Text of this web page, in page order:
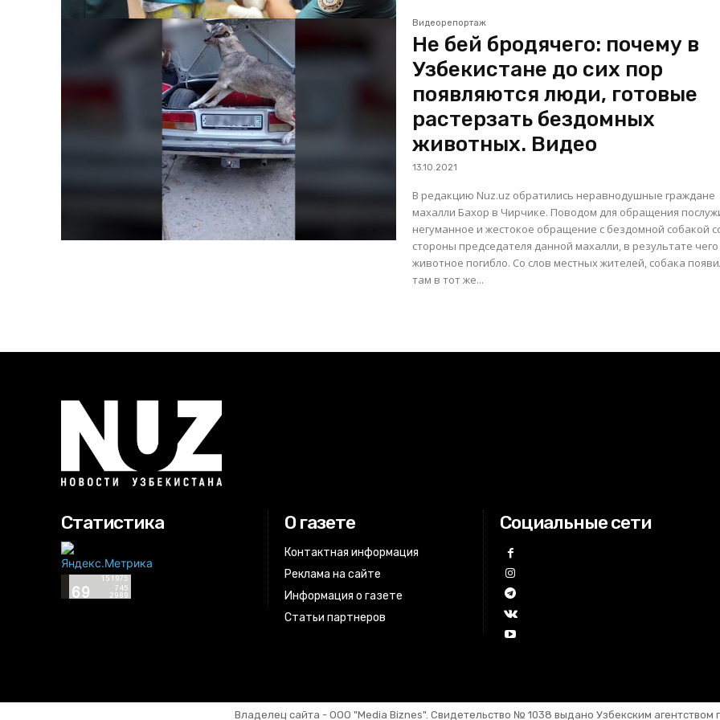
Видеорепортаж
Не бей бродячего: почему в
Узбекистане до сих пор
появляются люди, готовые
растерзать бездомных
животных. Видео
13.10.2021
В редакцию Nuz.uz обратились неравнодушные граждане
махалли Бахор в Чирчике. Поводом для обращения послужило
негуманное и жестокое обращение с бездомной собакой
стороны председателя данной махалли, в результате чего
животное погибло. Со слов местных жителей, собака появилась
там в тот же...
Статистика О газете
Контактная информация
Реклама на сайте
Информация о газете
Статьи партнеров
Социальные сети
Владелец сайта - ООО "Media Biznes". Свидетельство № 1038 выдано Узбекским